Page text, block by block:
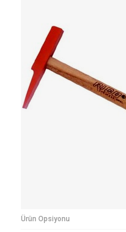
Ürün Opsiyonu